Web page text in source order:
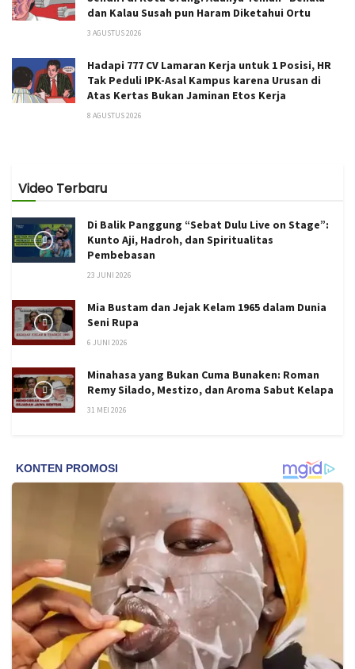
dan Kalau Susah pun Haram Diketahui Ortu
3 AGUSTUS 2026
Hadapi 777 CV Lamaran Kerja untuk 1 Posisi, HR
Tak Peduli IPK-Asal Kampus karena Urusan di
Atas Kertas Bukan Jaminan Etos Kerja
8 AGUSTUS 2026
Video Terbaru
Di Balik Panggung “Sebat Dulu Live on Stage”:
Kunto Aji, Hadroh, dan Spiritualitas
Pembebasan
23 JUNI 2026
Mia Bustam dan Jejak Kelam 1965 dalam Dunia
Seni Rupa
6 JUNI 2026
Minahasa yang Bukan Cuma Bunaken: Roman
Remy Silado, Mestizo, dan Aroma Sabut Kelapa
31 MEI 2026